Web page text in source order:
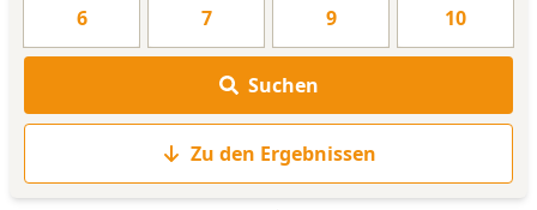
WORTLISTE
6 7 9 10
Suchen
Zu den Ergebnissen